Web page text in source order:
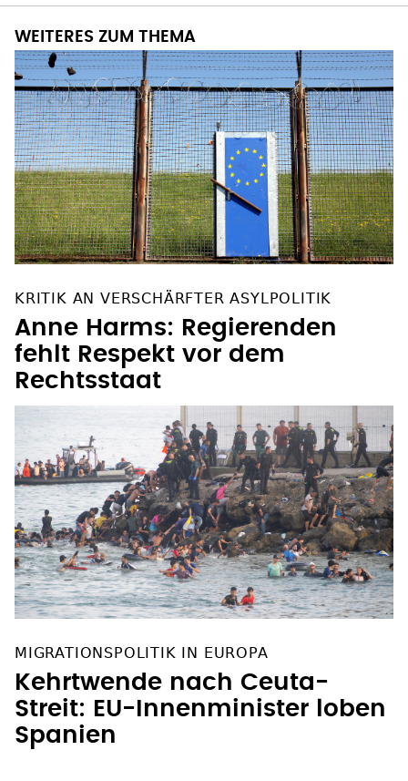
WEITERES ZUM THEMA
KRITIK AN VERSCHÄRFTER ASYLPOLITIK
Anne Harms: Regierenden
fehlt Respekt vor dem
Rechtsstaat
MIGRATIONSPOLITIK IN EUROPA
Kehrtwende nach Ceuta-
Streit: EU-Innenminister loben
Spanien